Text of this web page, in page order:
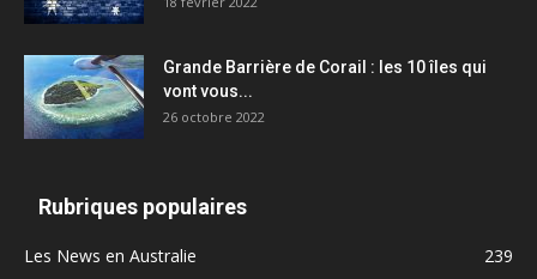
Grande Barrière de Corail : les 10 îles qui
vont vous...
26 octobre 2022
Rubriques populaires
Les News en Australie
239